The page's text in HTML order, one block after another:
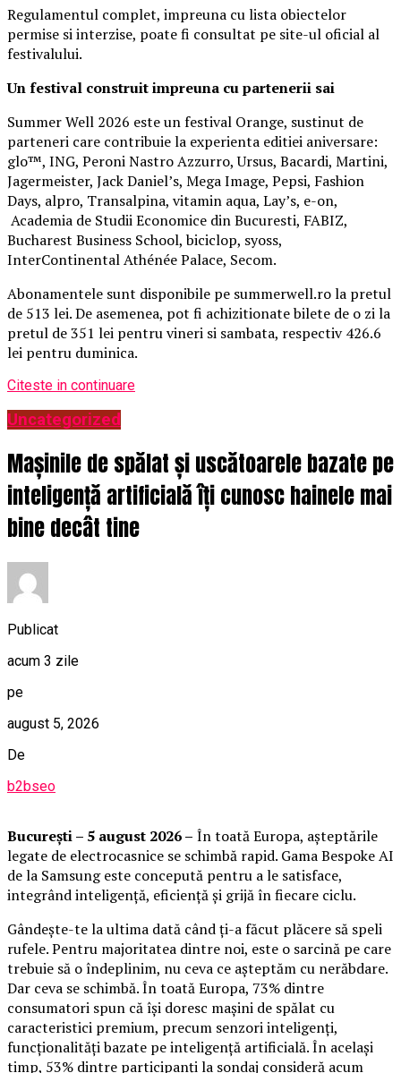
Regulamentul complet, impreuna cu lista obiectelor
permise si interzise, poate fi consultat pe site-ul oficial al
festivalului.
Un festival construitimpreuna cu partenerii sai
Summer Well 2026 este un festival Orange, sustinut de
parteneri care contribuie la experienta editiei aniversare:
glo™, ING, Peroni Nastro Azzurro, Ursus, Bacardi, Martini,
Jagermeister, Jack Daniel’s, Mega Image, Pepsi, Fashion
Days, alpro, Transalpina, vitamin aqua, Lay’s, e-on,
Academia de Studii Economice din Bucuresti, FABIZ,
Bucharest Business School, biciclop, syoss,
InterContinental Athénée Palace, Secom.
Abonamentele sunt disponibile pe summerwell.ro la pretul
de 513 lei. De asemenea, pot fi achizitionate bilete de o zi la
pretul de 351 lei pentru vineri si sambata, respectiv 426.6
lei pentru duminica.
Citeste in continuare
Uncategorized
Mașinile de spălat și uscătoarele bazate pe
inteligență artificială îți cunosc hainele mai
bine decât tine
Publicat
acum 3 zile
pe
august 5, 2026
De
b2bseo
București – 5 august 2026 – În toată Europa, așteptările
legate de electrocasnice se schimbă rapid. Gama Bespoke AI
de la Samsung este concepută pentru a le satisface,
integrând inteligență, eficiență și grijă în fiecare ciclu.
Gândește-te la ultima dată când ți-a făcut plăcere să speli
rufele. Pentru majoritatea dintre noi, este o sarcină pe care
trebuie să o îndeplinim, nu ceva ce așteptăm cu nerăbdare.
Dar ceva se schimbă. În toată Europa, 73% dintre
consumatori spun că își doresc mașini de spălat cu
caracteristici premium, precum senzori inteligenți,
funcționalități bazate pe inteligență artificială. În același
timp, 53% dintre participanți la sondaj consideră acum